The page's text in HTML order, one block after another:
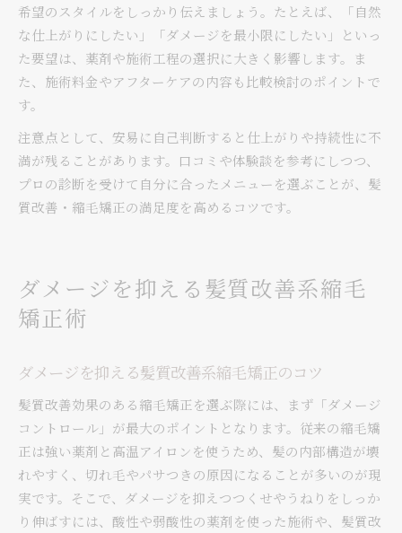
希望のスタイルをしっかり伝えましょう。たとえば、「自然
な仕上がりにしたい」「ダメージを最小限にしたい」といっ
た要望は、薬剤や施術工程の選択に大きく影響します。ま
た、施術料金やアフターケアの内容も比較検討のポイントで
す。
注意点として、安易に自己判断すると仕上がりや持続性に不
満が残ることがあります。口コミや体験談を参考にしつつ、
プロの診断を受けて自分に合ったメニューを選ぶことが、髪
質改善・縮毛矯正の満足度を高めるコツです。
ダメージを抑える髪質改善系縮毛
矯正術
ダメージを抑える髪質改善系縮毛矯正のコツ
髪質改善効果のある縮毛矯正を選ぶ際には、まず「ダメージ
コントロール」が最大のポイントとなります。従来の縮毛矯
正は強い薬剤と高温アイロンを使うため、髪の内部構造が壊
れやすく、切れ毛やパサつきの原因になることが多いのが現
実です。そこで、ダメージを抑えつつくせやうねりをしっか
り伸ばすには、酸性や弱酸性の薬剤を使った施術や、髪質改